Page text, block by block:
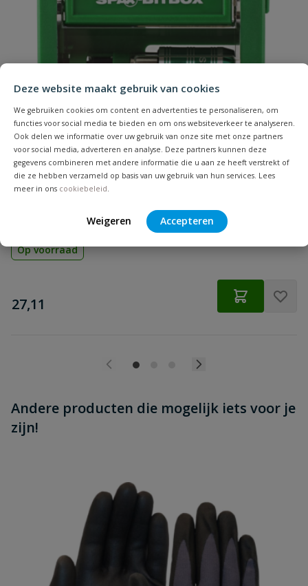
Deze website maakt gebruik van cookies
We gebruiken cookies om content en advertenties te personaliseren, om
functies voor social media te bieden en om ons websiteverkeer te analyseren.
Ook delen we informatie over uw gebruik van onze site met onze partners
voor social media, adverteren en analyse. Deze partners kunnen deze
gegevens combineren met andere informatie die u aan ze heeft verstrekt of
die ze hebben verzameld op basis van uw gebruik van hun services. Lees
meer in ons cookiebeleid.
Weigeren Accepteren
Geschikt voor
hout
Hoofdvorm verzonken kop
Koponderzijde MULTI-kop
Lengte 45 mm
Schroefdraadlengte
Beoordeling
Beoordeling versturen
Spax Bitbox T-STAR plus
6 Bitjes + Bithouder
Op voorraad
€
27,11
Andere producten die mogelijk iets voor je
zijn!